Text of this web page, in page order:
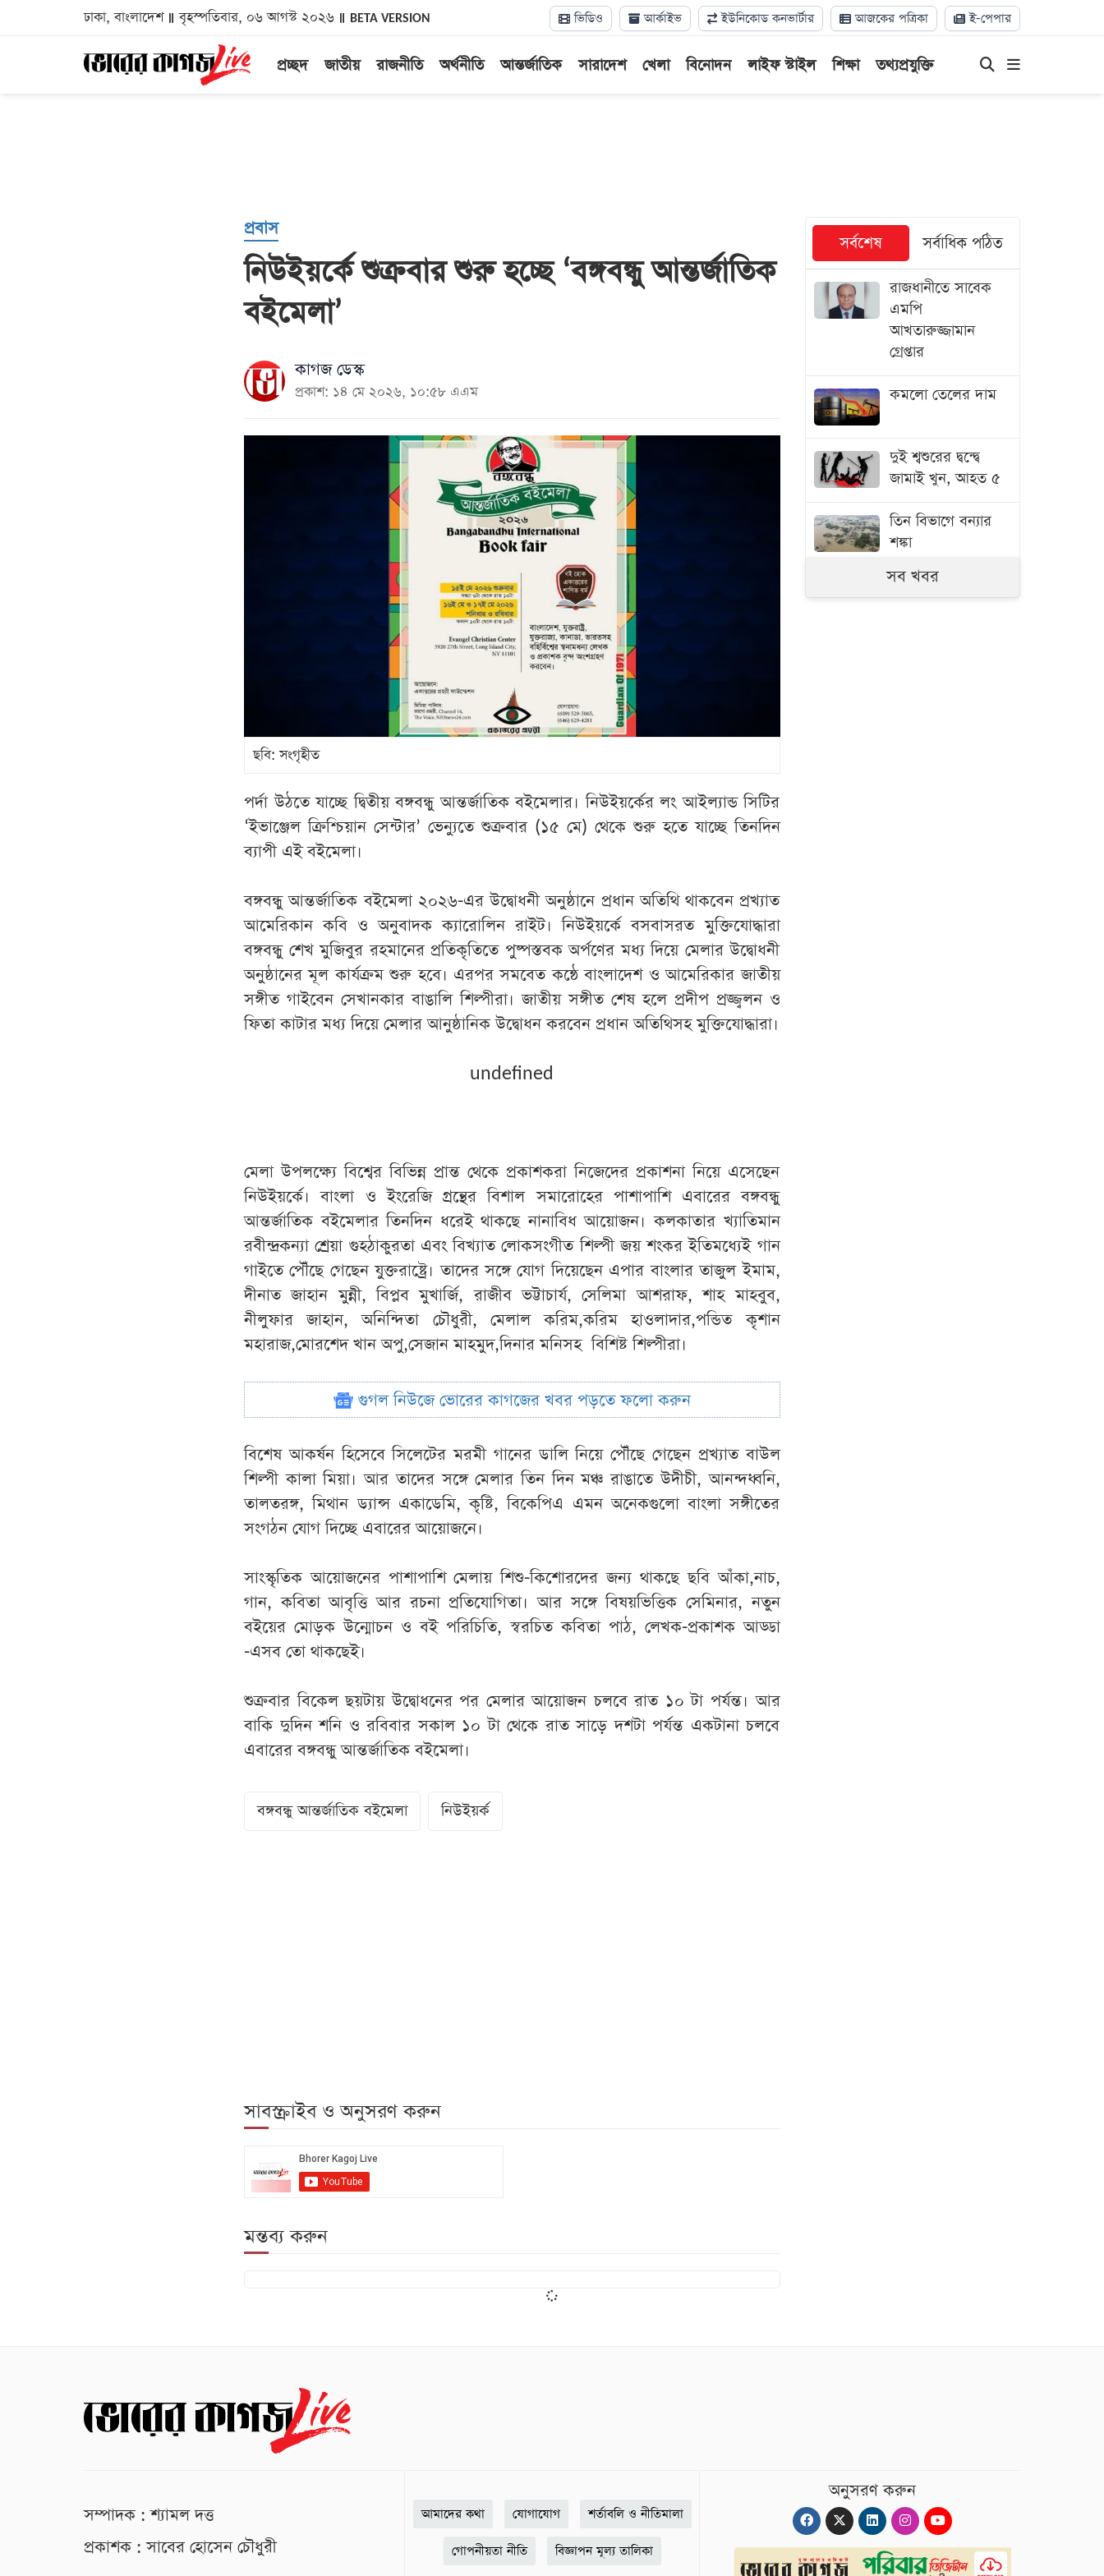
ঢাকা, বাংলাদেশ বৃহস্পতিবার, ০৬ আগস্ট ২০২৬ BETA VERSION ভিডিও আর্কাইভ ইউনিকোড কনভার্টার আজকের পত্রিকা ই-পেপার
প্রচ্ছদ জাতীয় রাজনীতি অর্থনীতি আন্তর্জাতিক সারাদেশ খেলা বিনোদন লাইফ স্টাইল শিক্ষা তথ্যপ্রযুক্তি
প্রবাস
নিউইয়র্কে শুক্রবার শুরু হচ্ছে ‘বঙ্গবন্ধু আন্তর্জাতিক
বইমেলা’
কাগজ ডেস্ক
প্রকাশ: ১৪ মে ২০২৬, ১০:৫৮ এএম
ছবি: সংগৃহীত
পর্দা উঠতে যাচ্ছে দ্বিতীয় বঙ্গবন্ধু আন্তর্জাতিক বইমেলার। নিউইয়র্কের লং আইল্যান্ড সিটির
‘ইভাঞ্জেল ক্রিশ্চিয়ান সেন্টার’ ভেন্যুতে শুক্রবার (১৫ মে) থেকে শুরু হতে যাচ্ছে তিনদিন
ব্যাপী এই বইমেলা।
বঙ্গবন্ধু আন্তর্জাতিক বইমেলা ২০২৬-এর উদ্বোধনী অনুষ্ঠানে প্রধান অতিথি থাকবেন প্রখ্যাত
আমেরিকান কবি ও অনুবাদক ক্যারোলিন রাইট। নিউইয়র্কে বসবাসরত মুক্তিযোদ্ধারা
বঙ্গবন্ধু শেখ মুজিবুর রহমানের প্রতিকৃতিতে পুষ্পস্তবক অর্পণের মধ্য দিয়ে মেলার উদ্বোধনী
অনুষ্ঠানের মূল কার্যক্রম শুরু হবে। এরপর সমবেত কন্ঠে বাংলাদেশ ও আমেরিকার জাতীয়
সঙ্গীত গাইবেন সেখানকার বাঙালি শিল্পীরা। জাতীয় সঙ্গীত শেষ হলে প্রদীপ প্রজ্জ্বলন ও
ফিতা কাটার মধ্য দিয়ে মেলার আনুষ্ঠানিক উদ্বোধন করবেন প্রধান অতিথিসহ মুক্তিযোদ্ধারা।
undefined
মেলা উপলক্ষ্যে বিশ্বের বিভিন্ন প্রান্ত থেকে প্রকাশকরা নিজেদের প্রকাশনা নিয়ে এসেছেন
নিউইয়র্কে। বাংলা ও ইংরেজি গ্রন্থের বিশাল সমারোহের পাশাপাশি এবারের বঙ্গবন্ধু
আন্তর্জাতিক বইমেলার তিনদিন ধরেই থাকছে নানাবিধ আয়োজন। কলকাতার খ্যাতিমান
রবীন্দ্রকন্যা শ্রেয়া গুহঠাকুরতা এবং বিখ্যাত লোকসংগীত শিল্পী জয় শংকর ইতিমধ্যেই গান
গাইতে পৌঁছে গেছেন যুক্তরাষ্ট্রে। তাদের সঙ্গে যোগ দিয়েছেন এপার বাংলার তাজুল ইমাম,
দীনাত জাহান মুন্নী, বিপ্লব মুখার্জি, রাজীব ভট্টাচার্য, সেলিমা আশরাফ, শাহ মাহবুব,
নীলুফার জাহান, অনিন্দিতা চৌধুরী, মেলাল করিম,করিম হাওলাদার,পন্ডিত কৃশান
মহারাজ,মোরশেদ খান অপু,সেজান মাহমুদ,দিনার মনিসহ বিশিষ্ট শিল্পীরা।
গুগল নিউজে ভোরের কাগজের খবর পড়তে ফলো করুন
বিশেষ আকর্ষন হিসেবে সিলেটের মরমী গানের ডালি নিয়ে পৌঁছে গেছেন প্রখ্যাত বাউল
শিল্পী কালা মিয়া। আর তাদের সঙ্গে মেলার তিন দিন মঞ্চ রাঙাতে উদীচী, আনন্দধ্বনি,
তালতরঙ্গ, মিথান ড্যান্স একাডেমি, কৃষ্টি, বিকেপিএ এমন অনেকগুলো বাংলা সঙ্গীতের
সংগঠন যোগ দিচ্ছে এবারের আয়োজনে।
সাংস্কৃতিক আয়োজনের পাশাপাশি মেলায় শিশু-কিশোরদের জন্য থাকছে ছবি আঁকা,নাচ,
গান, কবিতা আবৃত্তি আর রচনা প্রতিযোগিতা। আর সঙ্গে বিষয়ভিত্তিক সেমিনার, নতুন
বইয়ের মোড়ক উন্মোচন ও বই পরিচিতি, স্বরচিত কবিতা পাঠ, লেখক-প্রকাশক আড্ডা
-এসব তো থাকছেই।
শুক্রবার বিকেল ছয়টায় উদ্বোধনের পর মেলার আয়োজন চলবে রাত ১০ টা পর্যন্ত। আর
বাকি দুদিন শনি ও রবিবার সকাল ১০ টা থেকে রাত সাড়ে দশটা পর্যন্ত একটানা চলবে
এবারের বঙ্গবন্ধু আন্তর্জাতিক বইমেলা।
বঙ্গবন্ধু আন্তর্জাতিক বইমেলা নিউইয়র্ক
সাবস্ক্রাইব ও অনুসরণ করুন
মন্তব্য করুন
সর্বশেষ সর্বাধিক পঠিত
রাজধানীতে সাবেক
এমপি
আখতারুজ্জামান
গ্রেপ্তার
কমলো তেলের দাম
দুই শ্বশুরের দ্বন্দ্বে
জামাই খুন, আহত ৫
তিন বিভাগে বন্যার
শঙ্কা
ভারী বৃষ্টি থামতে আর
সব খবর
সম্পাদক : শ্যামল দত্ত
প্রকাশক : সাবের হোসেন চৌধুরী
আমাদের কথা যোগাযোগ শর্তাবলি ও নীতিমালা
গোপনীয়তা নীতি বিজ্ঞাপন মূল্য তালিকা
অনুসরণ করুন